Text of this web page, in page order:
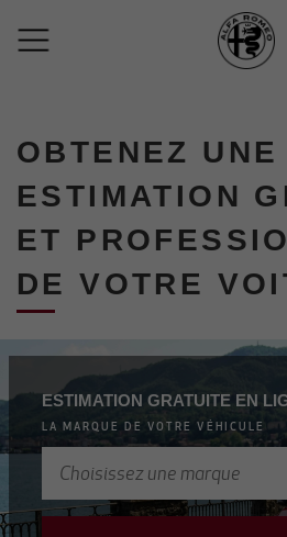
OBTENEZ UNE
ESTIMATION
ET
DE VOTRE
ESTIMATION GRATUITE EN
LA MARQUE DE VOTRE VÉHICULE